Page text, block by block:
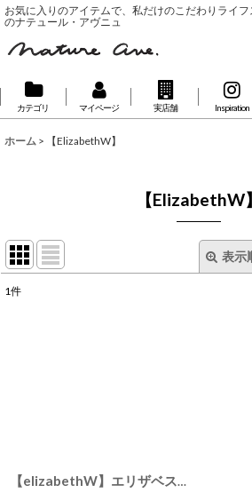
お気に入りのアイテムで、私だけのこだわりライ
のナテュール・アヴニュ
カテゴリ マイページ 実店舗 Inspiration
ホーム > 【ElizabethW】
【ElizabethW】
表示
1件
【elizabethW】エリザベスW アルコールスプレー ウィルス対策 リフレッシュ ハンドスプレー 約60ml アメリカ製 レモン ローズマリー GF ユーカリ